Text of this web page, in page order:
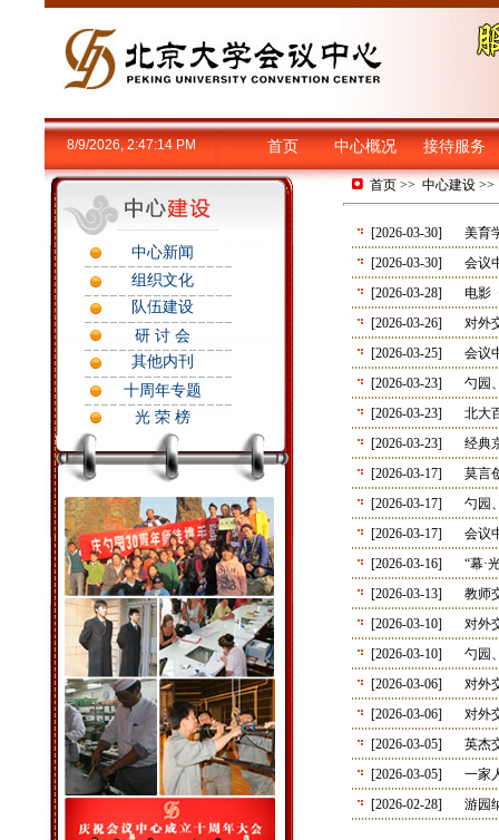
8/9/2026, 2:47:14 PM 首页 中心概况 接待服务
首页>> 中心建设
[2026-03-30]
美育
[2026-03-30]
会议
[2026-03-28]
电影
[2026-03-26]
对外
[2026-03-25]
会议
[2026-03-23]
勺园
[2026-03-23]
北大
[2026-03-23]
经典
[2026-03-17]
莫言
[2026-03-17]
勺园
[2026-03-17]
会议
[2026-03-16]
“幕·
[2026-03-13]
教师
[2026-03-10]
对外
[2026-03-10]
勺园
[2026-03-06]
对外
[2026-03-06]
对外
[2026-03-05]
英杰
[2026-03-05]
一家
[2026-02-28]
游园
中心新闻
组织文化
队伍建设
研 讨 会
其他内刊
十周年专题
光 荣 榜